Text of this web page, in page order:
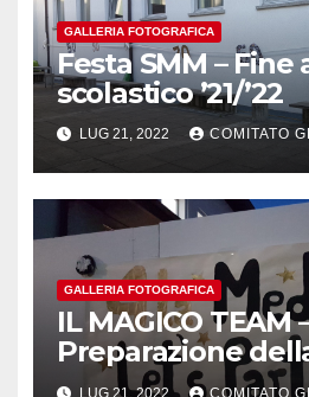
GALLERIA FOTOGRAFICA
Festa SMM – Fine
scolastico ’21/’22
LUG 21, 2022 COMITATO
GALLERIA FOTOGRAFICA
IL MAGICO TEAM
Preparazione
LUG 21, 2022 COMITATO